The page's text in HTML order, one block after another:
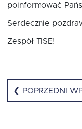
Rodo
Dokumenty
poinformować
Serdecznie
Zespół TISE!
❮ POPRZEDNI